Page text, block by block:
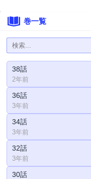
巻一覧
38話
2年前
36話
3年前
34話
3年前
32話
3年前
30話